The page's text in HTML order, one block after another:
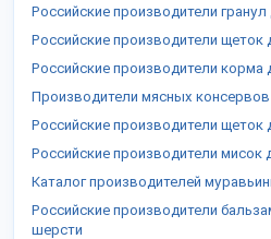
Российские производители
Российские производители щеток
Российские производители корма
Производители мясных
Российские производители щеток
Российские производители мисок
Каталог производителей
Российские производители
шерсти